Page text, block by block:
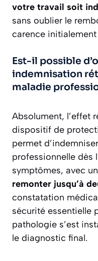
votre travail soit
sans oublier le
carence initialement
Est-il possible
indemnisation
maladie
Absolument, l’effet
dispositif de
permet
professionnelle dès
symptômes, avec
remonter jusqu’à
constatation
sécurité essentielle
pathologie s’est
le diagnostic final.